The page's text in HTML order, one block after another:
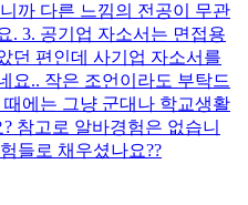
까 다른 느낌의 전공이 무관
. 3. 공기업 자소서는 면접용
던 편인데 사기업 자소서를
요.. 작은 조언이라도 부탁드
에는 그냥 군대나 학교생활
참고로 알바경험은 없습니
들로 채우셨나요??